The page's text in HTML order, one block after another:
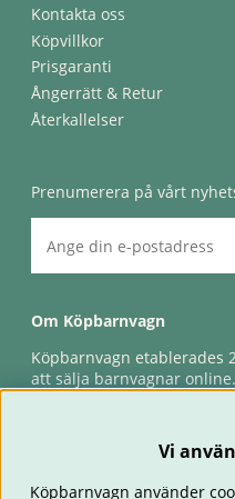
Kontakta oss
Köpvillkor
Prisgaranti
Ångerrätt & Retur
Återkallelser
Prenumerera på vårt
Om Köpbarnvagn
Köpbarnvagn etablerades
att sälja barnvagnar
förlossningsgaranti &
Vi
Köpbarnvagn använder